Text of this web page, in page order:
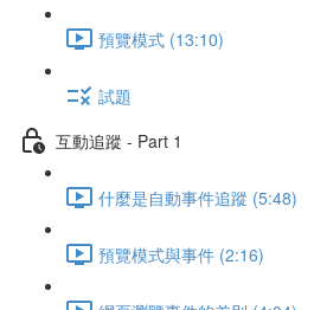
預覽模式 (13:10)
試題
互動追蹤 - Part 1
什麼是自動事件追蹤 (5:48)
預覽模式與事件 (2:16)